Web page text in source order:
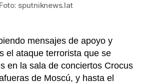
Foto: sputniknews.lat
mensajes de apoyo y
el ataque terrorista que se
en la sala de conciertos Crocus
de Moscú, y hasta el